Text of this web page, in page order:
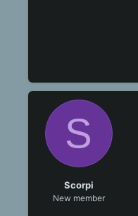
S
Scorpi
New member